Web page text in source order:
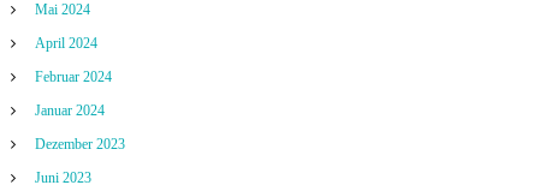
Mai 2024
April 2024
Februar 2024
Januar 2024
Dezember 2023
Juni 2023